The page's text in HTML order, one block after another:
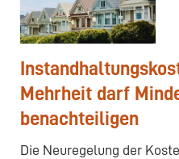
Mehrheit darf
benachteiligen
Die Neuregelung der